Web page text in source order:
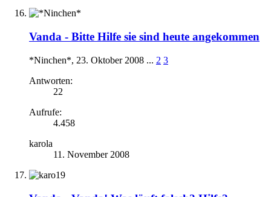
Vanda - Bitte Hilfe sie sind heute angekommen
*Ninchen*, 23. Oktober 2008 ... 2 3
Antworten:
22
Aufrufe:
4.458
karola
11. November 2008